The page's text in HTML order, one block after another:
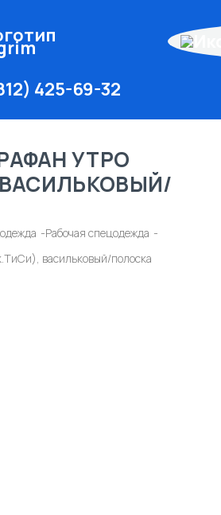
425-69-32
УТРО
Рабочая спецодежда
васильковый/полоска